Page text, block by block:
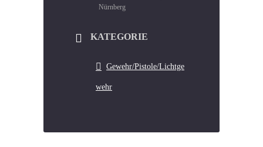
Nürnberg
KATEGORIE
Gewehr/Pistole/Lichtge
wehr